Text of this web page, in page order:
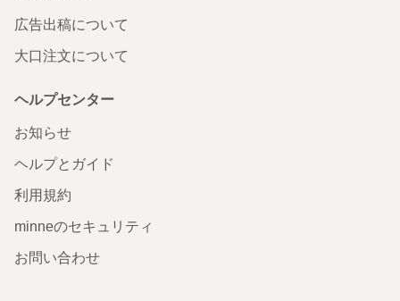
広告出稿について
大口注文について
ヘルプセンター
お知らせ
ヘルプとガイド
利用規約
minneのセキュリティ
お問い合わせ